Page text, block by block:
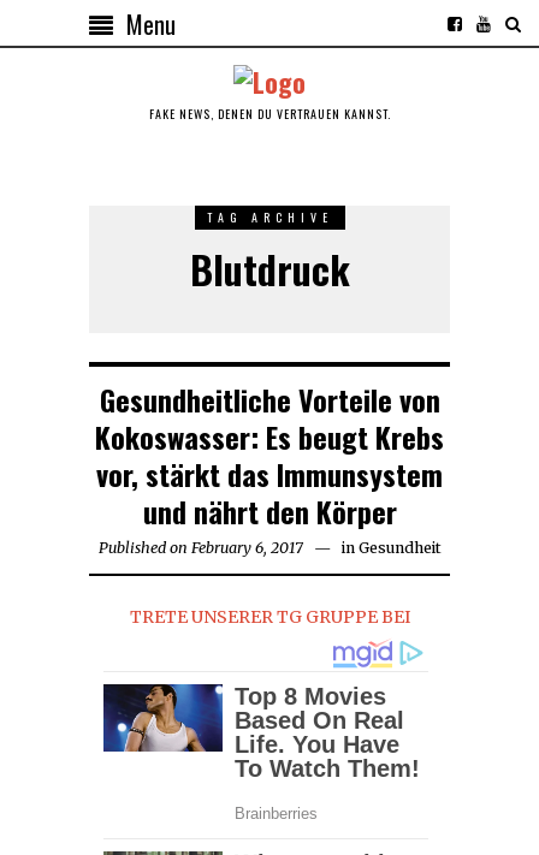
Menu
FAKE NEWS, DENEN DU VERTRAUEN KANNST.
TAG ARCHIVE
Blutdruck
Gesundheitliche Vorteile von
Kokoswasser: Es beugt Krebs
vor, stärkt das Immunsystem
und nährt den Körper
Published on February 6, 2017February
in Gesundheit
TRETE UNSERER TG GRUPPE BEI